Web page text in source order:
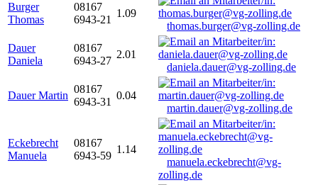
Burger
Thomas
08167
6943-21
1.09
thomas.burger@vg-zolling.de
Dauer
Daniela
08167
6943-27
2.01
daniela.dauer@vg-zolling.de
Dauer Martin
08167
6943-31
0.04
martin.dauer@vg-zolling.de
Eckebrecht
Manuela
08167
6943-59
1.14
manuela.eckebrecht@vg-
zolling.de